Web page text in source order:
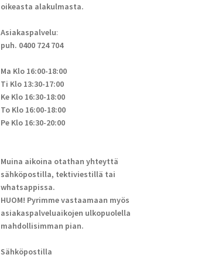
oikeasta alakulmasta.
Asiakaspalvelu:
puh. 0400 724 704
Ma Klo 16:00-18:00
Ti Klo 13:30-17:00
Ke Klo 16:30-18:00
To Klo 16:00-18:00
Pe Klo 16:30-20:00
Muina aikoina otathan yhteyttä
sähköpostilla, tektiviestillä tai
whatsappissa.
HUOM! Pyrimme vastaamaan myös
asiakaspalveluaikojen ulkopuolella
mahdollisimman pian.
Sähköpostilla